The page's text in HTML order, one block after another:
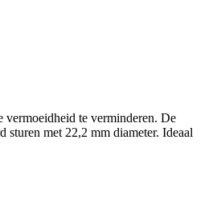
vermoeidheid te verminderen. De
sturen met 22,2 mm diameter. Ideaal